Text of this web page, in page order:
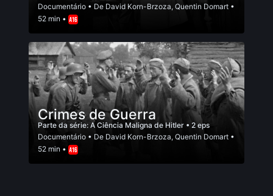
Documentário • De David Korn-Brzoza, Quentin Domart •
52 min •
Crimes de Guerra
Parte da série: A Ciência Maligna de Hitler • 2 eps
Documentário • De David Korn-Brzoza, Quentin Domart •
52 min •